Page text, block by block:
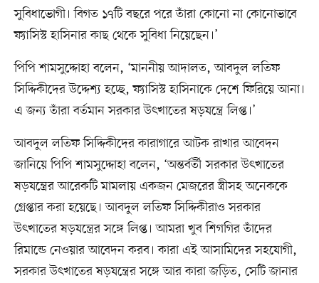
সুবিধাভোগী। বিগত ১৭টি বছরে পরে তাঁরা কোনো না কোনোভাবে
ফ্যাসিস্ট হাসিনার কাছ থেকে সুবিধা নিয়েছেন।’
পিপি শামসুদ্দোহা বলেন, ‘মাননীয় আদালত, আবদুল লতিফ
সিদ্দিকীদের উদ্দেশ্য হচ্ছে, ফ্যাসিস্ট হাসিনাকে দেশে ফিরিয়ে আনা।
এ জন্য তাঁরা বর্তমান সরকার উৎখাতের ষড়যন্ত্রে লিপ্ত।’
আবদুল লতিফ সিদ্দিকীদের কারাগারে আটক রাখার আবেদন
জানিয়ে পিপি শামসুদ্দোহা বলেন, ‘অন্তর্বর্তী সরকার উৎখাতের
ষড়যন্ত্রের আরেকটি মামলায় একজন মেজরের স্ত্রীসহ অনেককে
গ্রেপ্তার করা হয়েছে। আবদুল লতিফ সিদ্দিকীরাও সরকার
উৎখাতের ষড়যন্ত্রের সঙ্গে লিপ্ত। আমরা খুব শিগগির তাঁদের
রিমান্ডে নেওয়ার আবেদন করব। কারা এই আসামিদের সহযোগী,
সরকার উৎখাতের ষড়যন্ত্রের সঙ্গে আর কারা জড়িত, সেটি জানার